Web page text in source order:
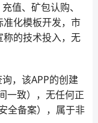
值、矿包认购、
化模板开发，市
的技术投入，无
，该APP的创建
一致），无任何正
全备案），属于非